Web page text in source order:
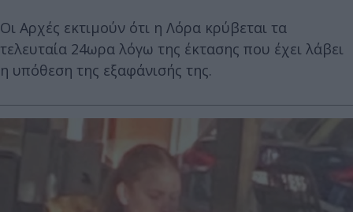
Οι Αρχές εκτιμούν ότι η Λόρα κρύβεται τα
τελευταία 24ωρα λόγω της έκτασης που έχει λάβει
η υπόθεση της εξαφάνισής της.